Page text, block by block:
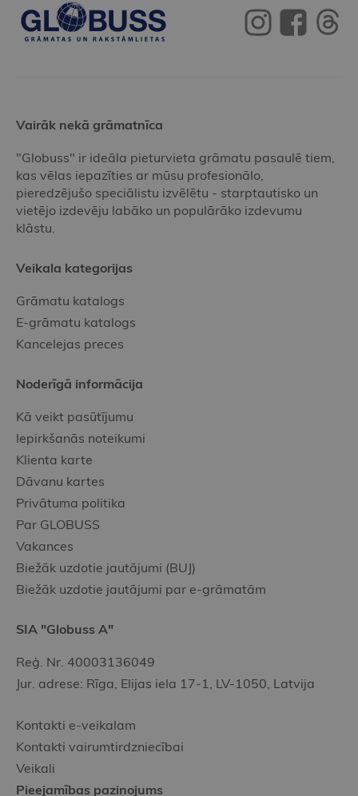
Vairāk nekā grāmatnīca
"Globuss" ir ideāla pieturvieta grāmatu pasaulē tiem,
kas vēlas iepazīties ar mūsu profesionālo,
pieredzējušo speciālistu izvēlētu - starptautisko un
vietējo izdevēju labāko un populārāko izdevumu
klāstu.
Veikala kategorijas
Grāmatu katalogs
E-grāmatu katalogs
Kancelejas preces
Noderīgā informācija
Kā veikt pasūtījumu
Iepirkšanās noteikumi
Klienta karte
Dāvanu kartes
Privātuma politika
Par GLOBUSS
Vakances
Biežāk uzdotie jautājumi (BUJ)
Biežāk uzdotie jautājumi par e-grāmatām
SIA "Globuss A"
Reģ. Nr. 40003136049
Jur. adrese: Rīga, Elijas iela 17-1, LV-1050, Latvija
Kontakti e-veikalam
Kontakti vairumtirdzniecībai
Veikali
Pieejamības paziņojums